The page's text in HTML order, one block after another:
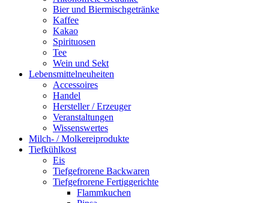
Bier und Biermischgetränke
Kaffee
Kakao
Spirituosen
Tee
Wein und Sekt
Lebensmittelneuheiten
Accessoires
Handel
Hersteller / Erzeuger
Veranstaltungen
Wissenswertes
Milch- / Molkereiprodukte
Tiefkühlkost
Eis
Tiefgefrorene Backwaren
Tiefgefrorene Fertiggerichte
Flammkuchen